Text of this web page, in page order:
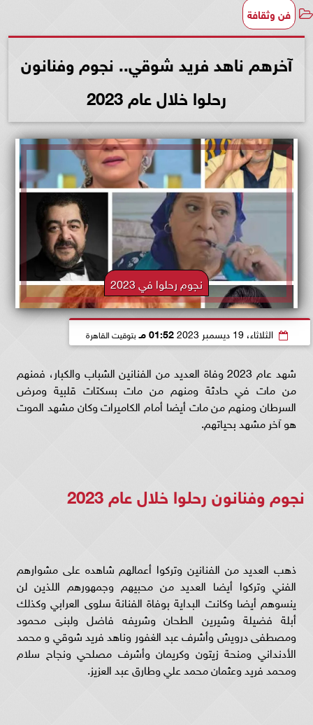
فن وثقافة
آخرهم ناهد فريد شوقي.. نجوم وفنانون
رحلوا خلال عام 2023
نجوم رحلوا في 2023
الثلاثاء، 19 ديسمبر 2023 01:52 مـ بتوقيت القاهرة
شهد عام 2023 وفاة العديد من الفنانين الشباب والكبار، فمنهم
من مات في حادثة ومنهم من مات بسكتات قلبية ومرض
السرطان ومنهم من مات أيضا أمام الكاميرات وكان مشهد الموت
هو آخر مشهد بحياتهم.
نجوم وفنانون رحلوا خلال عام 2023
ذهب العديد من الفنانين وتركوا أعمالهم شاهده على مشوارهم
الفني وتركوا أيضا العديد من محبيهم وجمهورهم اللذين لن
ينسوهم أيضا وكانت البداية بوفاة الفنانة سلوى العرابي وكذلك
أبلة فضيلة وشيرين الطحان وشريفه فاضل ولبنى محمود
ومصطفى درويش وأشرف عبد الغفور وناهد فريد شوقي و محمد
الأدنداني ومنحة زيتون وكريمان وأشرف مصلحي ونجاح سلام
ومحمد فريد وعثمان محمد علي وطارق عبد العزيز.